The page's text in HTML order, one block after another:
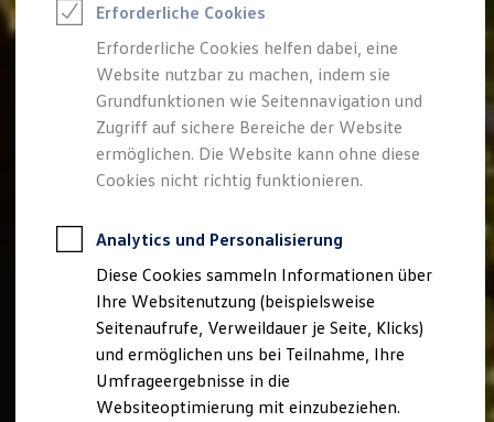
Elektroauto Leasing
Kleinwagen-Leasing
Leasing ohne Anzahlung
Finanzierung
Autokredit mit Schlussrate
Versicherungen und Garantien
Kfz-Versicherung
Restschuldversicherungen
Garantien
Professional Class bei Volkswagen
Behörden
Direktkunden
Sonderfahrzeuge
Anpfiff zum Gewinn
Elektromobilität
Elektroautos
ID. Tutorials
Elektrofahrzeugkonzepte
Erforderliche Cookies
Erforderliche Cookies helfen dabei, eine
Website nutzbar zu machen, indem sie
Grundfunktionen wie Seitennavigation und
Zugriff auf sichere Bereiche der Website
ermöglichen. Die Website kann ohne diese
Cookies nicht richtig funktionieren.
Analytics und Personalisierung
Diese Cookies sammeln Informationen über
Ihre Websitenutzung (beispielsweise
Seitenaufrufe, Verweildauer je Seite, Klicks)
und ermöglichen uns bei Teilnahme, Ihre
Umfrageergebnisse in die
Websiteoptimierung mit einzubeziehen.